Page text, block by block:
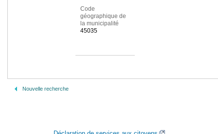
Code
géographique de
la municipalité
45035
Nouvelle recherche